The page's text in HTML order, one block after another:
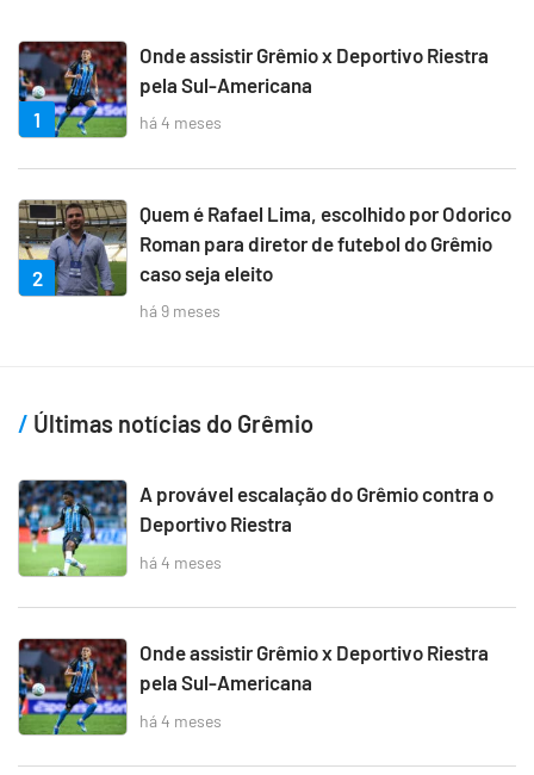
1
Onde assistir Grêmio x Deportivo Riestra
pela Sul-Americana
há 4 meses
2
Quem é Rafael Lima, escolhido por Odorico
Roman para diretor de futebol do Grêmio
caso seja eleito
há 9 meses
Últimas notícias do Grêmio
A provável escalação do Grêmio contra o
Deportivo Riestra
há 4 meses
Onde assistir Grêmio x Deportivo Riestra
pela Sul-Americana
há 4 meses